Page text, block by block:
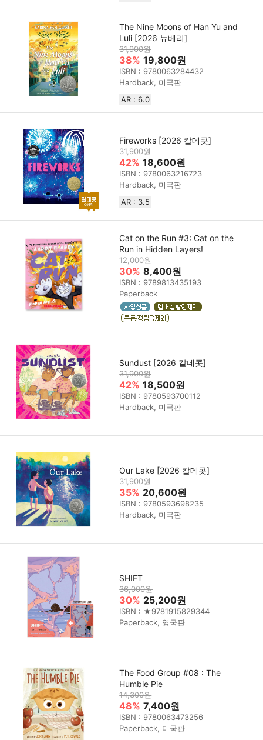
The Nine Moons of Han Yu and
Luli [2026 뉴베리]
31,900원
38% 19,800원
ISBN : 9780063284432
Hardback, 미국판
AR : 6.0
Fireworks [2026 칼데콧]
31,900원
42% 18,600원
ISBN : 9780063216723
Hardback, 미국판
AR : 3.5
Cat on the Run #3: Cat on the
Run in Hidden Layers!
12,000원
30% 8,400원
ISBN : 9789813435193
Paperback
Sundust [2026 칼데콧]
31,900원
42% 18,500원
ISBN : 9780593700112
Hardback, 미국판
Our Lake [2026 칼데콧]
31,900원
35% 20,600원
ISBN : 9780593698235
Hardback, 미국판
SHIFT
36,000원
30% 25,200원
ISBN : ★9781915829344
Paperback, 영국판
The Food Group #08 : The
Humble Pie
14,300원
48% 7,400원
ISBN : 9780063473256
Paperback, 미국판